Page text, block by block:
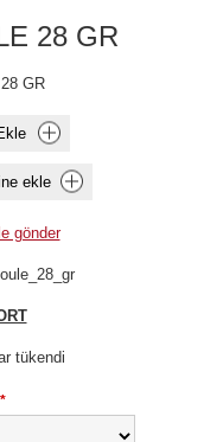
28 GR
GR
ekle
gönder
tükendi
*